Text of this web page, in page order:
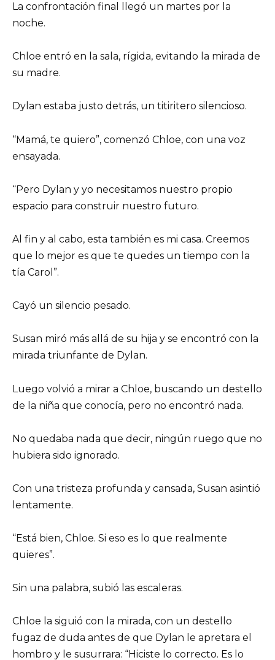
La confrontación final llegó un martes por la
noche.
Chloe entró en la sala, rígida, evitando la mirada de
su madre.
Dylan estaba justo detrás, un titiritero silencioso.
“Mamá, te quiero”, comenzó Chloe, con una voz
ensayada.
“Pero Dylan y yo necesitamos nuestro propio
espacio para construir nuestro futuro.
Al fin y al cabo, esta también es mi casa. Creemos
que lo mejor es que te quedes un tiempo con la
tía Carol”.
Cayó un silencio pesado.
Susan miró más allá de su hija y se encontró con la
mirada triunfante de Dylan.
Luego volvió a mirar a Chloe, buscando un destello
de la niña que conocía, pero no encontró nada.
No quedaba nada que decir, ningún ruego que no
hubiera sido ignorado.
Con una tristeza profunda y cansada, Susan asintió
lentamente.
“Está bien, Chloe. Si eso es lo que realmente
quieres”.
Sin una palabra, subió las escaleras.
Chloe la siguió con la mirada, con un destello
fugaz de duda antes de que Dylan le apretara el
hombro y le susurrara: “Hiciste lo correcto. Es lo